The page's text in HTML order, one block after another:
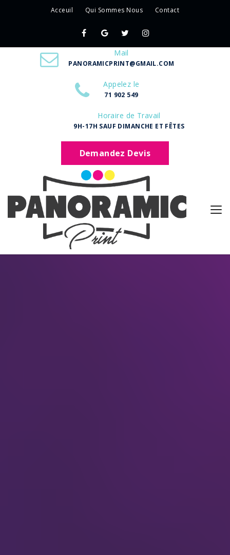
Acceuil Qui Sommes Nous Contact
Mail
PANORAMICPRINT@GMAIL.COM
Appelez le
71 902 549
Horaire de Travail
9H-17H SAUF DIMANCHE ET FÊTES
Demandez Devis